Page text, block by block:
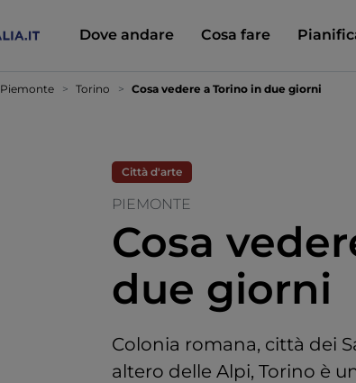
Dove andare Cosa fare
Piemonte Torino Cosa vedere a Torino in due giorni
Città d'arte
PIEMONTE
Cosa
due giorni
Colonia romana, città dei
altero delle Alpi, Torino è